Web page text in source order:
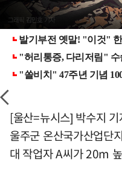
[울산=뉴시스] 박수지
울주군 온산국가산업단
대 작업자 A씨가 20m